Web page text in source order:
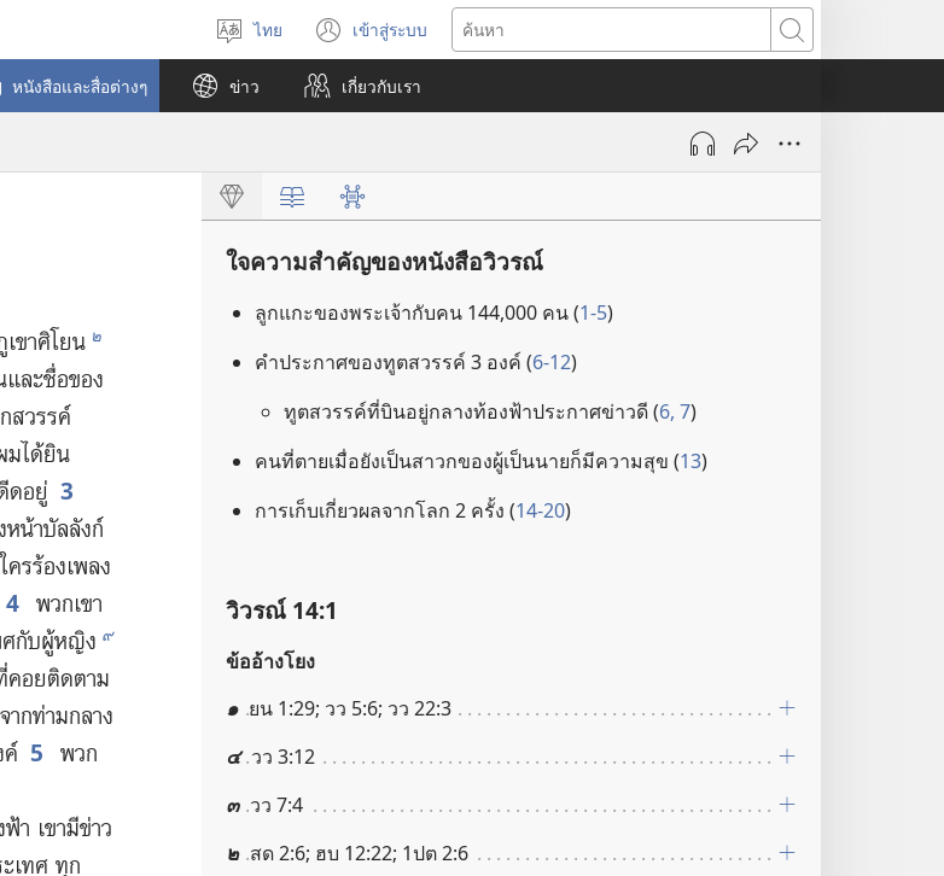
เลือก
ภาษา
ไทย เข้าสู่ระบบ
(เปิด
หน้าต่าง
ใหม่)
ค้นหา
หนังสือและสื่อต่างๆ ข่าว เกี่ยว​กับ​เรา
ขา​ศิโยน ๒
ละ​ชื่อ​ของ​
สวรรค์​
ม​ได้​ยิน​
ด​อยู่ 3
หน้า​บัลลังก์​
คร​ร้อง​เพลง​
4 พวก​เขา​
ศ​กับ​ผู้​หญิง ๙
คอย​ติด​ตาม​
จาก​ท่ามกลาง​
ค์ 5 พวก​
า เขา​มี​ข่าว​
เทศ ทุก​
ใจความสำคัญของหนังสือวิวรณ์
ลูก​แกะ​ของ​พระเจ้า​กับ​คน 144,000 คน (1-5)
คำ​ประกาศ​ของ​ทูตสวรรค์ 3 องค์ (6-12)
ทูตสวรรค์​ที่​บิน​อยู่​กลาง​ท้องฟ้า​ประกาศ​ข่าว​ดี (6, 7)
คน​ที่​ตาย​เมื่อ​ยัง​เป็น​สาวก​ของ​ผู้​เป็น​นาย​ก็​มี​ความ​สุข (13)
การ​เก็บ​เกี่ยว​ผล​จาก​โลก 2 ครั้ง (14-20)
วิวรณ์ 14:1
ข้ออ้างโยง
๑ ยน 1:29; วว 5:6; วว 22:3
๔ วว 3:12
๓ วว 7:4
๒ สด 2:6; ฮบ 12:22; 1ปต 2:6